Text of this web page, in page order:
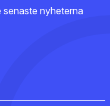
senaste nyheterna